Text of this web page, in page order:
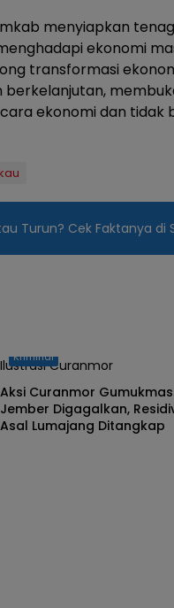
menyiapkan
ekonomi
transformasi
ekonomi dan tidak
Turun? Cek Faktanya di
Ilustrasi Curanmor
Kriminal
Aksi Curanmor Gumukmas
Jember Digagalkan,
Asal Lumajang Ditangkap